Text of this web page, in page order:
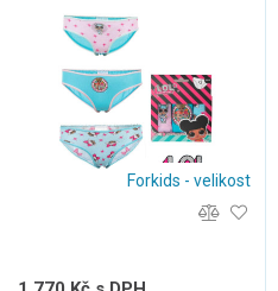
Forkids - velikost